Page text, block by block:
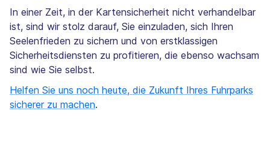
In einer Zeit, in der Kartensicherheit nicht verhandelbar
ist, sind wir stolz darauf, Sie einzuladen, sich Ihren
Seelenfrieden zu sichern und von erstklassigen
Sicherheitsdiensten zu profitieren, die ebenso wachsam
sind wie Sie selbst.
Helfen Sie uns noch heute, die Zukunft Ihres Fuhrparks
sicherer zu machen.